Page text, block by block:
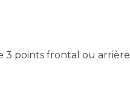
points frontal ou